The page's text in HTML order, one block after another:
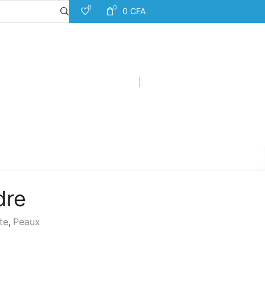
0 0 0 CFA
, Peaux